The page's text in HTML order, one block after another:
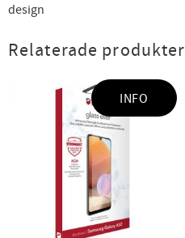
design
Relaterade produkter
INFO